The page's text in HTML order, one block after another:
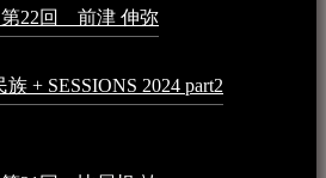
第22回 前津 伸弥
+ SESSIONS 2024 part2